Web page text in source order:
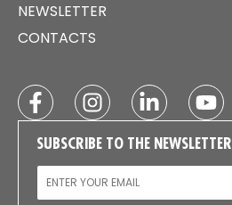
NEWSLETTER
CONTACTS
SUBSCRIBE TO THE NEWSLETTER
EMAIL